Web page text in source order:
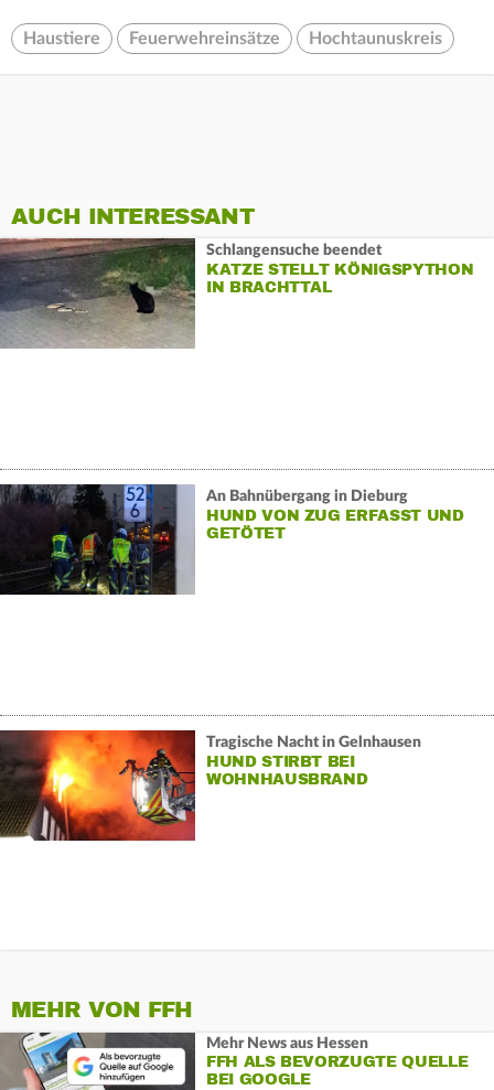
Haustiere Feuerwehreinsätze Hochtaunuskreis
AUCH INTERESSANT
Schlangensuche beendet
KATZE STELLT KÖNIGSPYTHON
IN BRACHTTAL
An Bahnübergang in Dieburg
HUND VON ZUG ERFASST UND
GETÖTET
Tragische Nacht in Gelnhausen
HUND STIRBT BEI
WOHNHAUSBRAND
MEHR VON FFH
Mehr News aus Hessen
FFH ALS BEVORZUGTE QUELLE
BEI GOOGLE